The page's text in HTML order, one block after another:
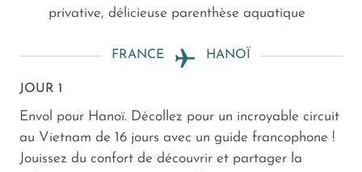
privative, délicieuse parenthèse aquatique
FRANCE HANOÏ
JOUR 1
Envol pour Hanoï. Décollez pour un incroyable circuit
au Vietnam de 16 jours avec un guide francophone !
Jouissez du confort de découvrir et partager la